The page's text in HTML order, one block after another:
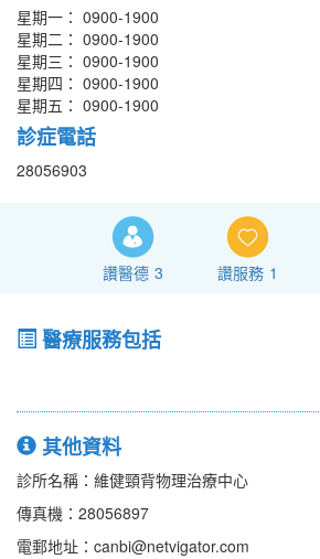
星期一： 0900-1900
星期二： 0900-1900
星期三： 0900-1900
星期四： 0900-1900
星期五： 0900-1900
診症電話
28056903
讚醫德 3 讚服務 1
醫療服務包括
其他資料
診所名稱：維健頸背物理治療中心
傳真機：28056897
電郵地址：canbi@netvigator.com